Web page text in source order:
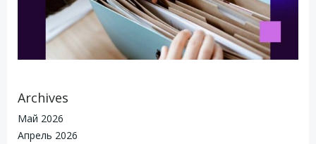
Archives
Май 2026
Апрель 2026